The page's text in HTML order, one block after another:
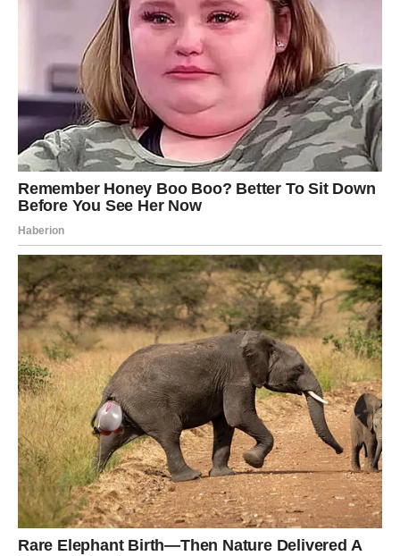
Finansijski horoskop za novu sedmicu donosi ogromne
pare mnogim znakovima Zodijaka, ali posebno će blistati
Bikovi, Lavovi i Škorpije kojima zvijezde šalju uspjeh,
sigurnost i prilike koje mogu potpuno promijeniti njihov
život.
Ovo je period tokom kojeg univerzum pokazuje da poslije
velikih borbi dolaze dani kada novac konačno počinje
dolaziti mnogo lakše i brže nego prije.